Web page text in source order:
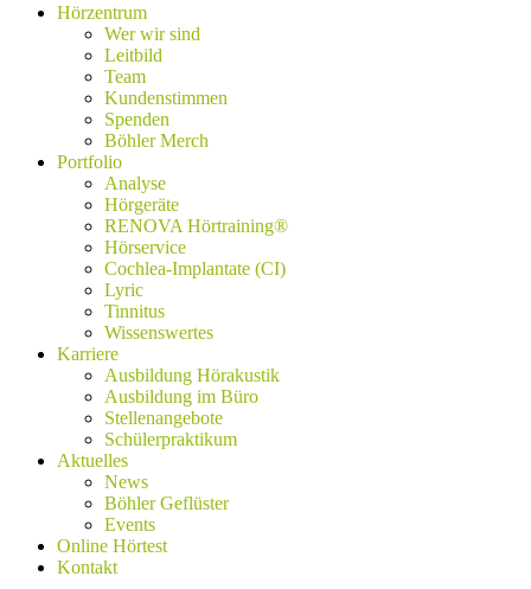
Hörzentrum
Wer wir sind
Leitbild
Team
Kundenstimmen
Spenden
Böhler Merch
Portfolio
Analyse
Hörgeräte
RENOVA Hörtraining®
Hörservice
Cochlea-Implantate (CI)
Lyric
Tinnitus
Wissenswertes
Karriere
Ausbildung Hörakustik
Ausbildung im Büro
Stellenangebote
Schülerpraktikum
Aktuelles
News
Böhler Geflüster
Events
Online Hörtest
Kontakt